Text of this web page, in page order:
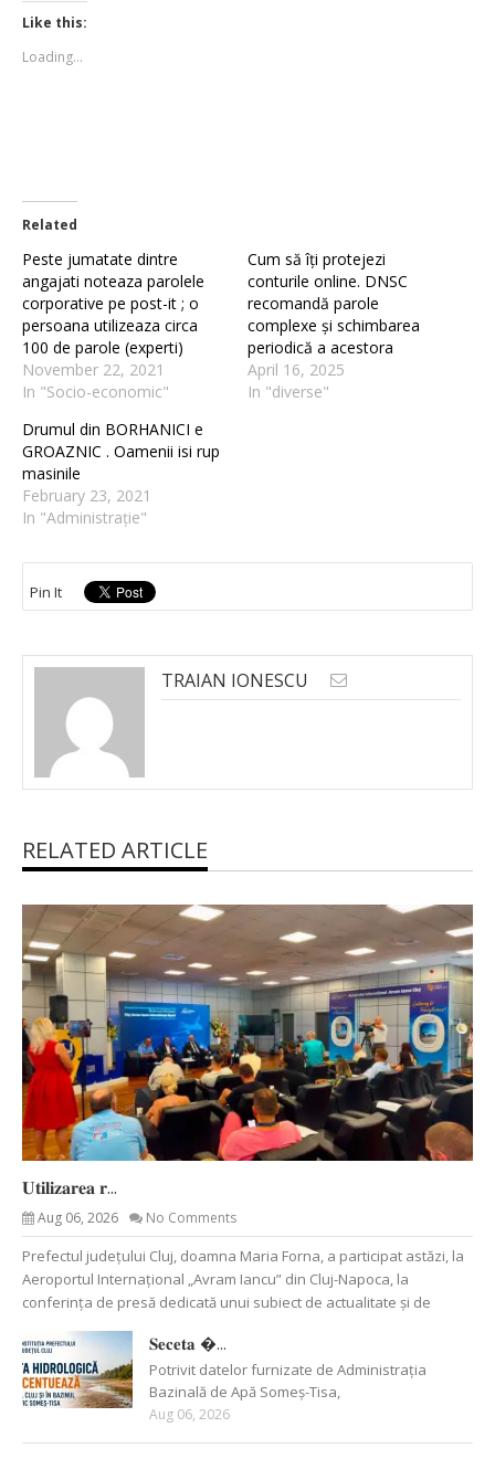
Twitter
(Opens
in
window)
Like this:
Loading...
Related
Peste jumatate dintre
angajati noteaza parolele
corporative pe post-it ; o
persoana utilizeaza circa
100 de parole (experti)
November 22, 2021
In "Socio-economic"
Cum să îți protejezi
conturile online. DNSC
recomandă parole
complexe și schimbarea
periodică a acestora
April 16, 2025
In "diverse"
Drumul din BORHANICI e
GROAZNIC . Oamenii isi rup
masinile
February 23, 2021
In "Administrație"
Pin It
TRAIAN IONESCU
RELATED ARTICLE
𝐔𝐭𝐢𝐥𝐢𝐳𝐚𝐫𝐞𝐚 𝐫...
Aug 06, 2026 No Comments
Prefectul județului Cluj, doamna Maria Forna, a participat astăzi, la
Aeroportul Internațional „Avram Iancu” din Cluj-Napoca, la
conferința de presă dedicată unui subiect de actualitate și de
𝐒𝐞𝐜𝐞𝐭𝐚 �...
Potrivit datelor furnizate de Administrația
Bazinală de Apă Someș-Tisa,
Aug 06, 2026